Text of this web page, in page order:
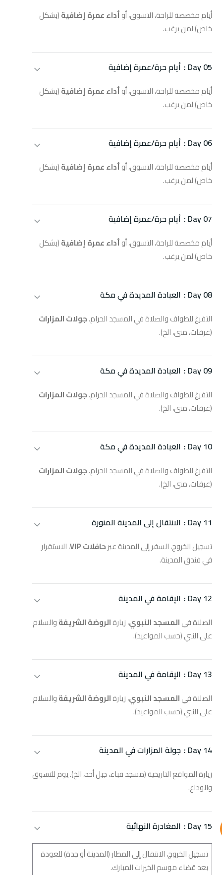
أيام مخصصة للراحة، التسوق، أوأداء عمرة إضافية(بشكل
خاص) لمن يرغب.
Day 05 : أيام حرة/عمرة إضافية
أيام مخصصة للراحة، التسوق، أوأداء عمرة إضافية(بشكل
خاص) لمن يرغب.
Day 06 : أيام حرة/عمرة إضافية
أيام مخصصة للراحة، التسوق، أوأداء عمرة إضافية(بشكل
خاص) لمن يرغب.
Day 07 : أيام حرة/عمرة إضافية
أيام مخصصة للراحة، التسوق، أوأداء عمرة إضافية(بشكل
خاص) لمن يرغب.
Day 08 : العبادة المديدة في مكة
التفرغ للطواف والصلاة في المسجد الحرام.جولات المزارات
(عرفات، منى، الخ).
Day 09 : العبادة المديدة في مكة
التفرغ للطواف والصلاة في المسجد الحرام.جولات المزارات
(عرفات، منى، الخ).
Day 10 : العبادة المديدة في مكة
التفرغ للطواف والصلاة في المسجد الحرام.جولات المزارات
(عرفات، منى، الخ).
Day 11 : الانتقال إلى المدينة المنورة
تسجيل الخروج، السفر إلى المدينة عبرحافلات VIP
، الاستقرار
في فندق المدينة.
Day 12 : الإقامة في المدينة
الصلاة فيالمسجد النبوي، زيارةالروضة الشريفةوالسلام
على النبي (حسب المواعيد).
Day 13 : الإقامة في المدينة
الصلاة فيالمسجد النبوي، زيارةالروضة الشريفةوالسلام
على النبي (حسب المواعيد).
Day 14 : جولة المزارات في المدينة
زيارة المواقع التاريخية (مسجد قباء، جبل أحد، الخ). يوم للتسوق
والوداع.
Day 15 : المغادرة النهائية
تسجيل الخروج، الانتقال إلى المطار (المدينة أو جدة) للعودة
بعد قضاء موسم الخيرات المبارك.